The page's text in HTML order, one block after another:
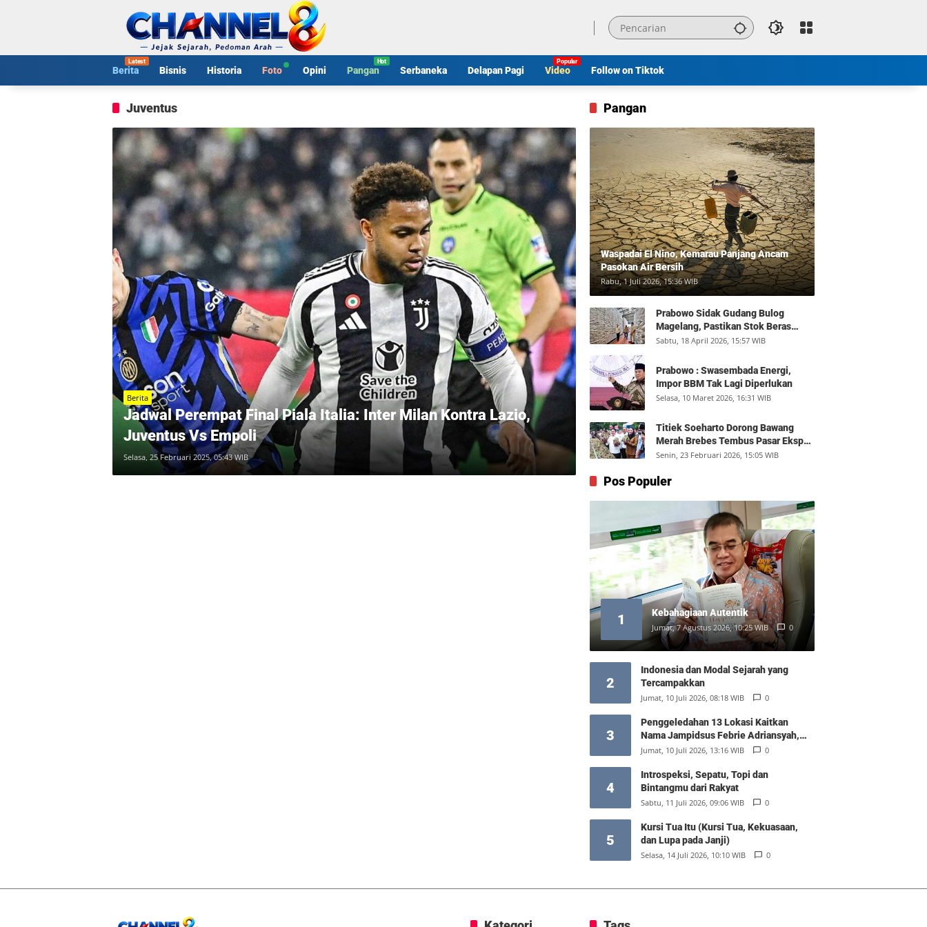
Berita Bisnis Historia Foto Opini Pangan Serbaneka Delapan Pagi Video Follow on Tiktok
Juventus
Berita
Jadwal Perempat Final Piala Italia: Inter Milan Kontra Lazio,
Juventus Vs Empoli
Selasa, 25 Februari 2025, 05:43 WIB
Pangan
Waspadai El Nino, Kemarau Panjang Ancam
Pasokan Air Bersih
Rabu, 1 Juli 2026, 15:36 WIB
Prabowo Sidak Gudang Bulog
Magelang, Pastikan Stok Beras
Aman dan Distribusi Lancar
Sabtu, 18 April 2026, 15:57 WIB
Prabowo : Swasembada Energi,
Impor BBM Tak Lagi Diperlukan
Selasa, 10 Maret 2026, 16:31 WIB
Titiek Soeharto Dorong Bawang
Merah Brebes Tembus Pasar Ekspor,
Petani Bisa Untung Rp350 Juta per
Senin, 23 Februari 2026, 15:05 WIB
Pos Populer
1 Kebahagiaan Autentik
Jumat, 7 Agustus 2026, 10:25 WIB 0
2
Indonesia dan Modal Sejarah yang
Tercampakkan
Jumat, 10 Juli 2026, 08:18 WIB 0
3
Penggeledahan 13 Lokasi Kaitkan
Nama Jampidsus Febrie Adriansyah,
Polisi Sita Rp476 Miliar dan 74 Kg Emas
Jumat, 10 Juli 2026, 13:16 WIB 0
4
Introspeksi, Sepatu, Topi dan
Bintangmu dari Rakyat
Sabtu, 11 Juli 2026, 09:06 WIB 0
5
Kursi Tua Itu (Kursi Tua, Kekuasaan,
dan Lupa pada Janji)
Selasa, 14 Juli 2026, 10:10 WIB 0